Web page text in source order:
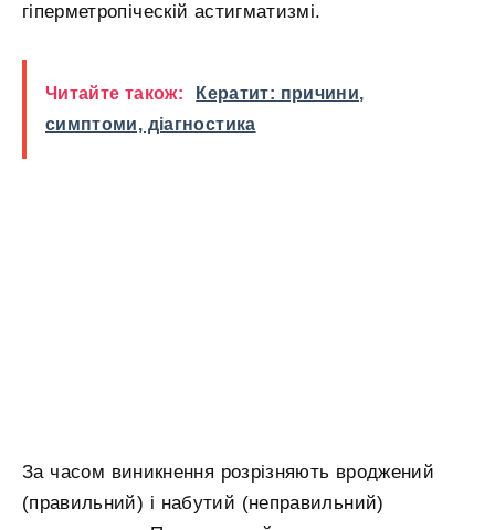
гіперметропіческій астигматизмі.
Читайте також:
Кератит: причини,
симптоми, діагностика
За часом виникнення розрізняють вроджений
(правильний) і набутий (неправильний)